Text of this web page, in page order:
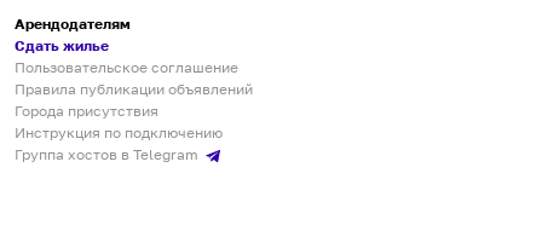
Арендодателям
Сдать жилье
Пользовательское соглашение
Правила публикации объявлений
Города присутствия
Инструкция по подключению
Группа хостов в Telegram